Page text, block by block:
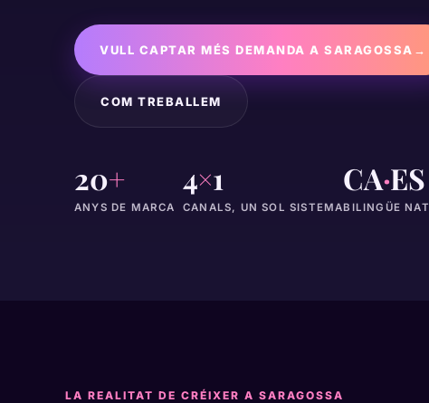
VULL CAPTAR MÉS DEMANDA A SARAGOSSA →
COM TREBALLEM
20+
ANYS DE MARCA
4×1
CANALS, UN SOL SISTEMA
CA·ES
BILINGÜE
LA REALITAT DE CRÉIXER A SARAGOSSA